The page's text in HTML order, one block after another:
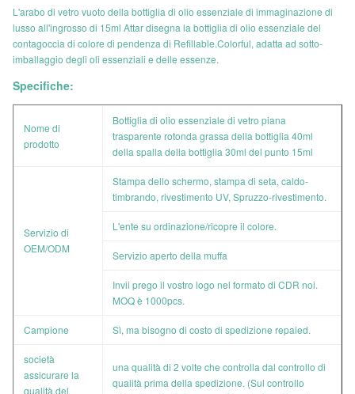
L'arabo di vetro vuoto della bottiglia di olio essenziale di immaginazione di
lusso all'ingrosso di 15ml Attar disegna la bottiglia di olio essenziale del
contagoccia di colore di pendenza di Refillable.Colorful, adatta ad sotto-
imballaggio degli oli essenziali e delle essenze.
Specifiche:
Nome di
prodotto
Bottiglia di olio essenziale di vetro piana
trasparente rotonda grassa della bottiglia 40ml
della spalla della bottiglia 30ml del punto 15ml
Servizio di
OEM/ODM
Stampa dello schermo, stampa di seta, caldo-
timbrando, rivestimento UV, Spruzzo-rivestimento.
L'ente su ordinazione/ricopre il colore.
Servizio aperto della muffa
Invii prego il vostro logo nel formato di CDR noi.
MOQ è 1000pcs.
Campione Sì, ma bisogno di costo di spedizione repaied.
società
assicurare la
qualità del
una qualità di 2 volte che controlla dal controllo di
qualità prima della spedizione. (Sul controllo